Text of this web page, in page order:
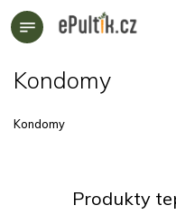
Přejít
na
Kondomy
Kondomy
Produkty